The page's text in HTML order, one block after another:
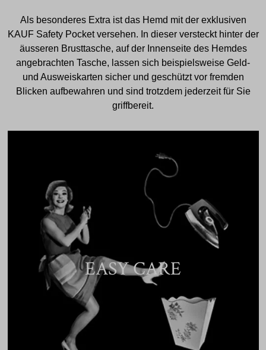
Als besonderes Extra ist das Hemd mit der exklusiven
KAUF Safety Pocket versehen. In dieser versteckt hinter der
äusseren Brusttasche, auf der Innenseite des Hemdes
angebrachten Tasche, lassen sich beispielsweise Geld-
und Ausweiskarten sicher und geschützt vor fremden
Blicken aufbewahren und sind trotzdem jederzeit für Sie
griffbereit.
EASY CARE